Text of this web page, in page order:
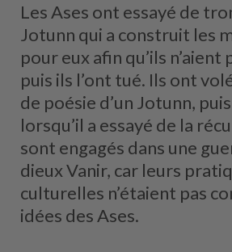
Les Ases ont essayé de
Jotunn qui a construit les
pour eux afin qu’ils n’aient
puis ils l’ont tué. Ils ont
de poésie d’un Jotunn,
lorsqu’il a essayé de la
sont engagés dans une
dieux Vanir, car leurs
culturelles n’étaient pas
idées des Ases.